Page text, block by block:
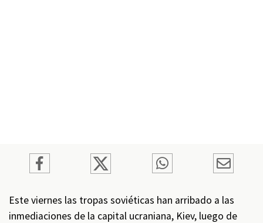
Este viernes las tropas soviéticas han arribado a las
inmediaciones de la capital ucraniana, Kiev, luego de